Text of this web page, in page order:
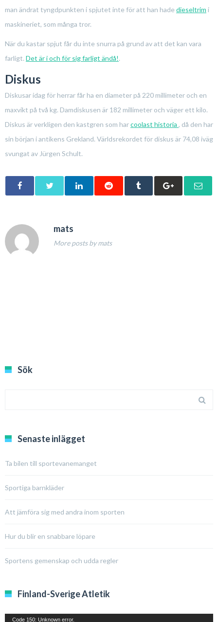
man ändrat tyngdpunkten i spjutet inte för att han hade dieseltrim i
maskineriet, som många tror.
När du kastar spjut får du inte snurra på grund av att det kan vara
farligt. Det är i och för sig farligt ändå!.
Diskus
Diskusar idag för herrar får ha en diameter på 220 millimeter och en
maxvikt på två kg. Damdiskusen är 182 millimeter och väger ett kilo.
Diskus är verkligen den kastgren som harcoolast historia , då den har
sin början i antikens Grekland. Världsrekordet för diskus är 74,08 iväg
svungat av Jürgen Schult.
mats
More posts by mats
Sök
Senaste inlägget
Ta bilen till sportevanemanget
Sportiga barnkläder
Att jämföra sig med andra inom sporten
Hur du blir en snabbare löpare
Sportens gemenskap och udda regler
Finland-Sverige Atletik
Code 150: Unknown error.